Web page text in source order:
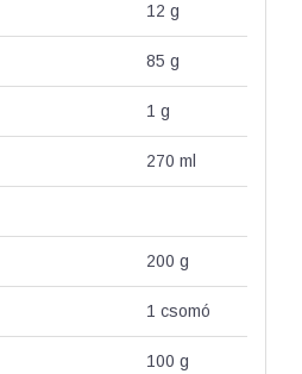
12 g
85 g
1 g
270 ml
200 g
1 csomó
100 g